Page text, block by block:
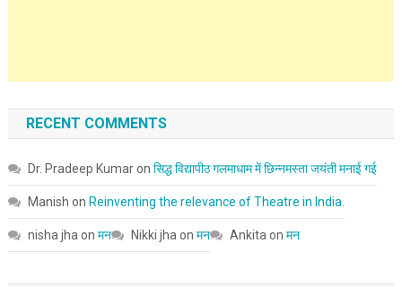
RECENT COMMENTS
Dr. Pradeep Kumaron सिद्ध विद्यापीठ गलमाधाम में छिन्नमस्ता जयंती मनाई गई
Manish on Reinventing the relevance of Theatre in India.
nisha jhaon मन Nikki jhaon मन Ankitaon मन